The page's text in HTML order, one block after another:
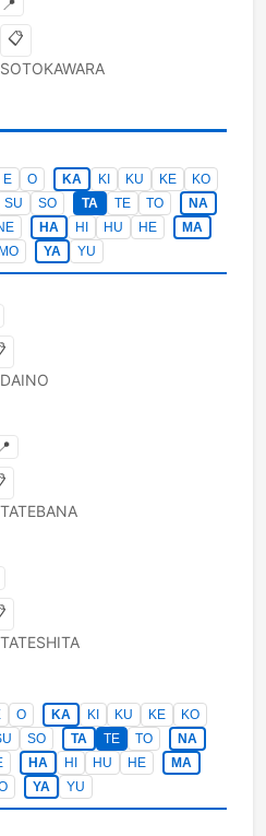
📍
📋
SOTOKAWARA
E O KA KI KU KE
KO
SU SO TA TE TO
NA
HA HI HU HE
MA
MO YA YU
DAINO
📍
TATEBANA
TATESHITA
O KA KI KU KE
KO
SO TA TE TO
NA
HA HI HU HE
MA
YA YU